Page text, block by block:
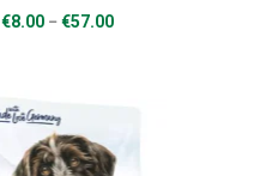
€8.00 – €57.00Price